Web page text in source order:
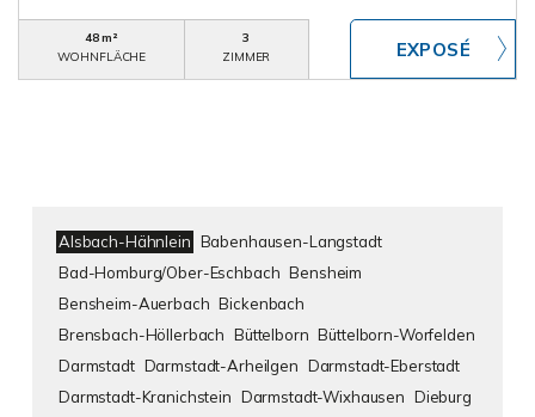
48 m²
WOHNFLÄCHE
3
ZIMMER
Alsbach-Hähnlein Babenhausen-Langstadt
Bad-Homburg/Ober-Eschbach Bensheim
Bensheim-Auerbach Bickenbach
Brensbach-Höllerbach Büttelborn Büttelborn-Worfelden
Darmstadt Darmstadt-Arheilgen Darmstadt-Eberstadt
Darmstadt-Kranichstein Darmstadt-Wixhausen Dieburg